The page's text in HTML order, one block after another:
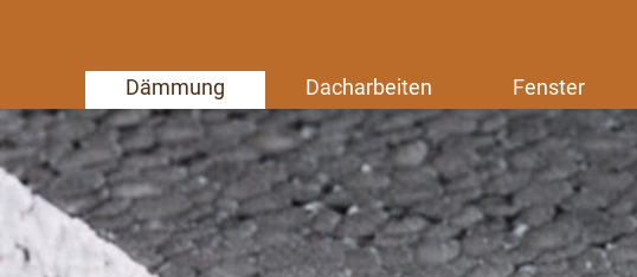
Dämmung Dacharbeiten Fenster